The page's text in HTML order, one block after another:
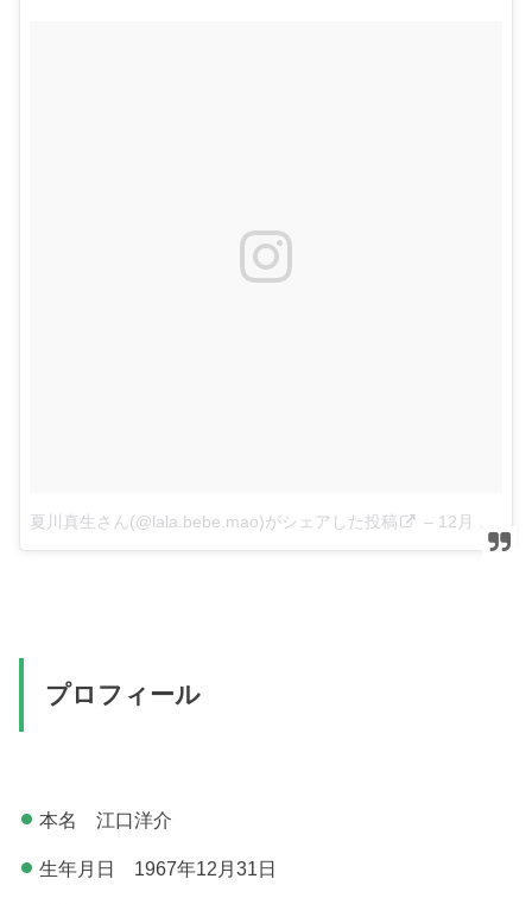
夏川真生さん(@lala.bebe.mao)がシェアした投稿 – 12月 26, 2017 at 6:26午前 PST
プロフィール
本名 江口洋介
生年月日 1967年12月31日